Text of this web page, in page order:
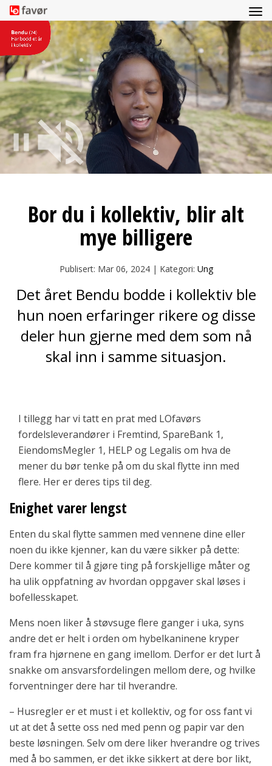
Bor du i kollektiv, blir alt
mye billigere
Publisert: Mar 06, 2024 | Kategori: Ung
Det året Bendu bodde i kollektiv ble
hun noen erfaringer rikere og disse
deler hun gjerne med dem som nå
skal inn i samme situasjon.
I tillegg har vi tatt en prat med LOfavørs
fordelsleverandører i Fremtind, SpareBank 1,
EiendomsMegler 1, HELP og Legalis om hva de
mener du bør tenke på om du skal flytte inn med
flere. Her er deres tips til deg.
Enighet varer lengst
Enten du skal flytte sammen med vennene dine eller
noen du ikke kjenner, kan du være sikker på dette:
Dere kommer til å gjøre ting på forskjellige måter og
ha ulik oppfatning av hvordan oppgaver skal løses i
bofellesskapet.
Mens noen liker å støvsuge flere ganger i uka, syns
andre det er helt i orden om hybelkaninene kryper
fram fra hjørnene en gang imellom. Derfor er det lurt å
snakke om ansvarsfordelingen mellom dere, og hvilke
forventninger dere har til hverandre.
– Husregler er et must i et kollektiv, og for oss fant vi
ut at det å sette oss ned med penn og papir var den
beste løsningen. Selv om dere liker hverandre og trives
med å bo sammen, er det ikke sikkert at dere bor likt,